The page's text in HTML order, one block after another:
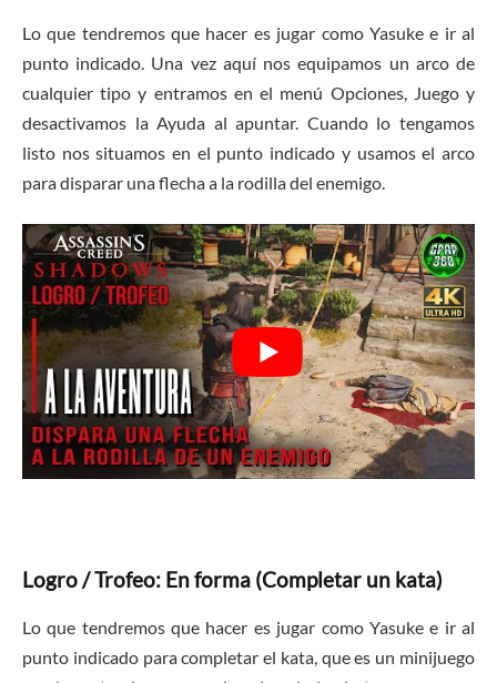
Lo que tendremos que hacer es jugar como Yasuke e ir al
punto indicado. Una vez aquí nos equipamos un arco de
cualquier tipo y entramos en el menú Opciones, Juego y
desactivamos la Ayuda al apuntar. Cuando lo tengamos
listo nos situamos en el punto indicado y usamos el arco
para disparar una flecha a la rodilla del enemigo.
Logro / Trofeo: En forma (Completar un kata)
Lo que tendremos que hacer es jugar como Yasuke e ir al
punto indicado para completar el kata, que es un minijuego